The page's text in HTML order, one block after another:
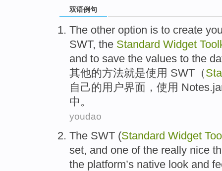
双语例句
The other option is to create
SWT, the Standard Widget
and to save the values to the
其他的方法就是使用 SWT （
自己的用户界面 ， 使用 Notes
中 。
youdao
The SWT (Standard Widget
set, and one of the really nice
the platform’s native look and